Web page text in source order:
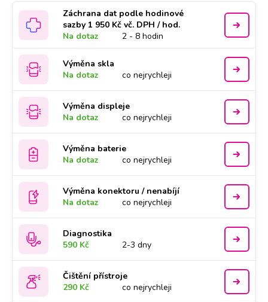
Záchrana dat podle hodinové
sazby 1 950 Kč vč. DPH / hod.
Na dotaz
2 - 8 hodin
Výměna skla
Na dotaz
co nejrychleji
Výměna displeje
Na dotaz
co nejrychleji
Výměna baterie
Na dotaz
co nejrychleji
Výměna konektoru / nenabíjí
Na dotaz
co nejrychleji
Diagnostika
590 Kč
2-3 dny
Čištění přístroje
290 Kč
co nejrychleji